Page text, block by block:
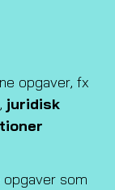
opgaver, fx
, juridisk
som